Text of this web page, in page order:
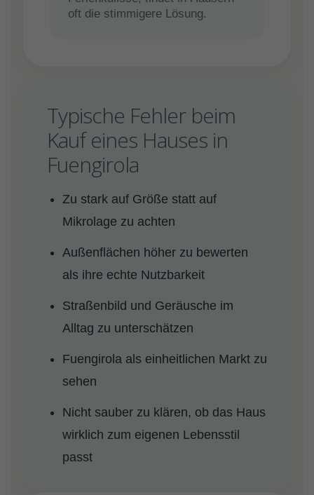
oft die stimmigere Lösung.
Typische Fehler beim
Kauf eines Hauses in
Fuengirola
Zu stark auf Größe statt auf
Mikrolage zu achten
Außenflächen höher zu bewerten
als ihre echte Nutzbarkeit
Straßenbild und Geräusche im
Alltag zu unterschätzen
Fuengirola als einheitlichen Markt zu
sehen
Nicht sauber zu klären, ob das Haus
wirklich zum eigenen Lebensstil
passt